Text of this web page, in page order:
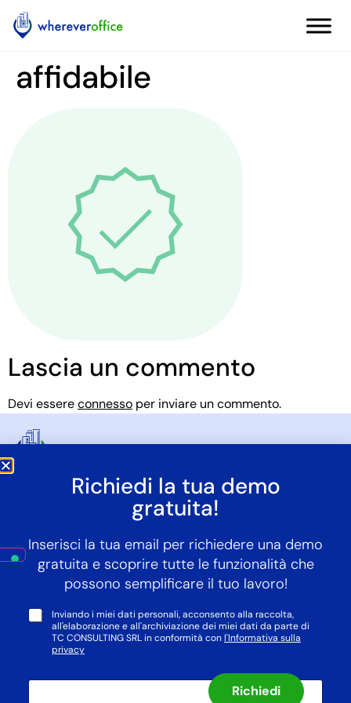
affidabile
Lascia un commento
Devi essereconnesso per inviare un commento.
info@whereveroffice.it
+39 04611975740
© 2025 WhereverOffice, Made byTCConsulting
Richiedi la tua demo
gratuita!
Inserisci la tua email per richiedere una demo
gratuita e scoprire tutte le funzionalità che
possono semplificare il tuo lavoro!
*
Inviando i miei dati personali, acconsento alla raccolta,
all'elaborazione e all'archiviazione dei miei dati da parte di
TC CONSULTING SRL in conformità conl'Informativa sulla
privacy
I
Richiedi